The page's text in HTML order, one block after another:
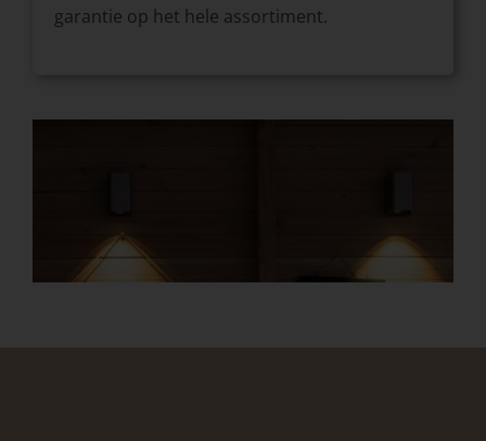
garantie op het hele assortiment.